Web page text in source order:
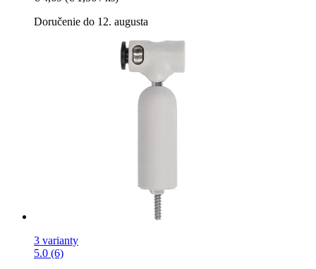
Doručenie do 12. augusta
3 varianty
5.0 (6)